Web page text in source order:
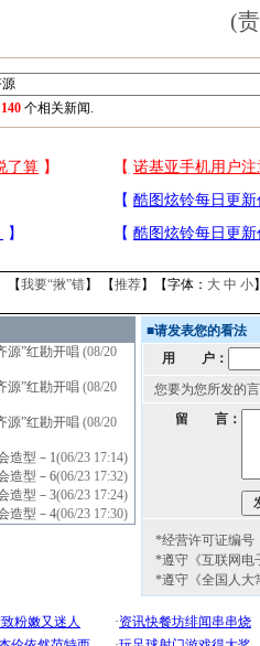
(
140 个相关新闻.
【我要“揪”错】 【推荐】【字体： 大 中 小
源”红勘开唱 (08/20
源”红勘开唱 (08/20
源”红勘开唱 (08/20
造型－1(06/23 17:14)
造型－6(06/23 17:32)
造型－3(06/23 17:24)
造型－4(06/23 17:30)
■请发表您的看法
用 户：
您要为您所发的
留 言：
*经营许可证编号
*遵守《互联网电
*遵守《全国人大